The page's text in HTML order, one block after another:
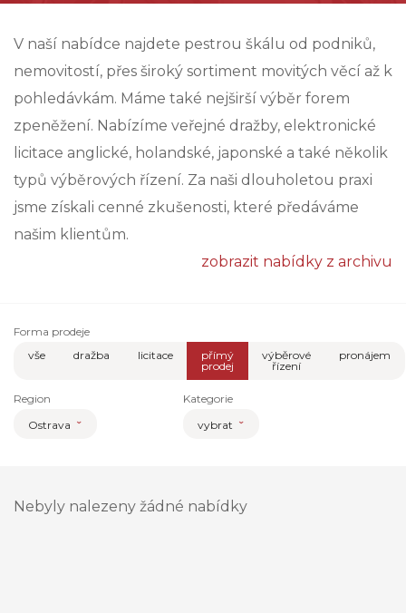
V naší nabídce najdete pestrou škálu od podniků,
nemovitostí, přes široký sortiment movitých věcí až k
pohledávkám. Máme také nejširší výběr forem
zpeněžení. Nabízíme veřejné dražby, elektronické
licitace anglické, holandské, japonské a také několik
typů výběrových řízení. Za naši dlouholetou praxi
jsme získali cenné zkušenosti, které předáváme
našim klientům.
zobrazit nabídky z archivu
Forma prodeje
vše
dražba licitace
přímý
prodej
výběrové
řízení
pronájem
Region
Ostrava
Kategorie
vybrat
Nebyly nalezeny žádné nabídky